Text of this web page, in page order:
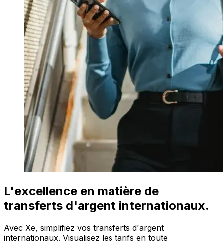
L'excellence en matière de
transferts d'argent internationaux.
Avec Xe, simplifiez vos transferts d'argent
internationaux. Visualisez les tarifs en toute